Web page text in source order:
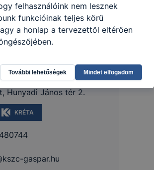
Gáspár András
Hunyadi János tér 2.
KRÉTA
gaspar.hu
felhasználóink nem lesznek
funkcióinak teljes körű
a honlap a tervezettől eltérően
További lehetőségek Mindet elfogadom